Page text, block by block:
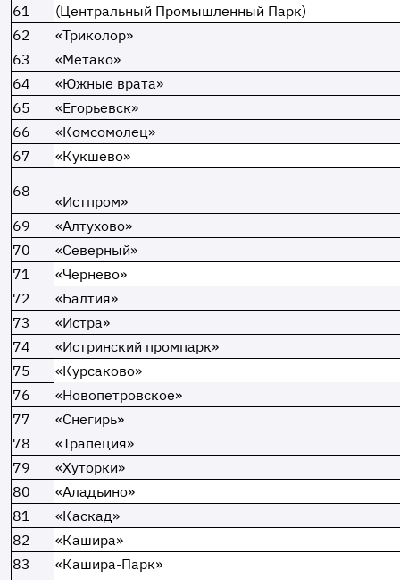
61
(Центральный Промышленный Парк)
62
«Триколор»
63
«Метако»
64
«Южные врата»
65
«Егорьевск»
66
«Комсомолец»
67
«Кукшево»
68
«Истпром»
69
«Алтухово»
70
«Северный»
71
«Чернево»
72
«Балтия»
73
«Истра»
74
«Истринский промпарк»
75
«Курсаково»
76
«Новопетровское»
77
«Снегирь»
78
«Трапеция»
79
«Хуторки»
80
«Аладьино»
81
«Каскад»
82
«Кашира»
83
«Кашира-Парк»